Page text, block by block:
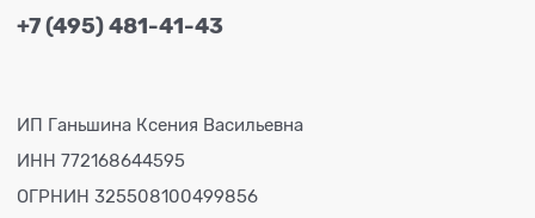
+7 (495) 481-41-43
ИП Ганьшина Ксения Васильевна
ИНН 772168644595
ОГРНИН 325508100499856